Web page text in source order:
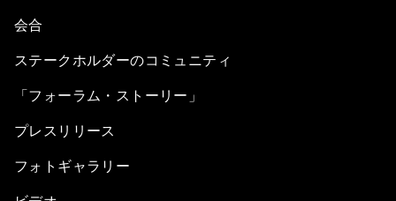
会合
ステークホルダーのコミュニティ
「フォーラム・ストーリー」
プレスリリース
フォトギャラリー